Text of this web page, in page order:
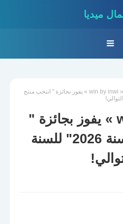
ميديا
« win by inwi » يفوز بجائزة " انتخب منتج
« win by inwi » يفوز بجائزة "
انتخب منتج السنة 2026" للسنة